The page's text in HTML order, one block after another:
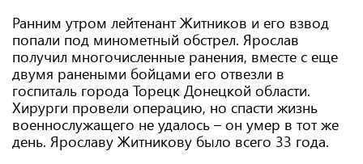
Ранним утром лейтенант Житников и его взвод
попали под минометный обстрел. Ярослав
получил многочисленные ранения, вместе с еще
двумя ранеными бойцами его отвезли в
госпиталь города Торецк Донецкой области.
Хирурги провели операцию, но спасти жизнь
военнослужащего не удалось – он умер в тот же
день. Ярославу Житникову было всего 33 года.